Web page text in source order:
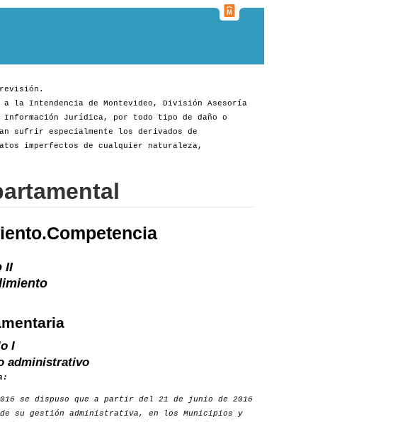
revisión.
a la Intendencia de Montevideo, División Asesoría
Información Jurídica, por todo tipo de daño o
sufrir especialmente los derivados de
imperfectos de cualquier naturaleza,
II
I
administrativo
se dispuso que a partir del 21 de junio de 2016
su gestión administrativa, en los Municipios y